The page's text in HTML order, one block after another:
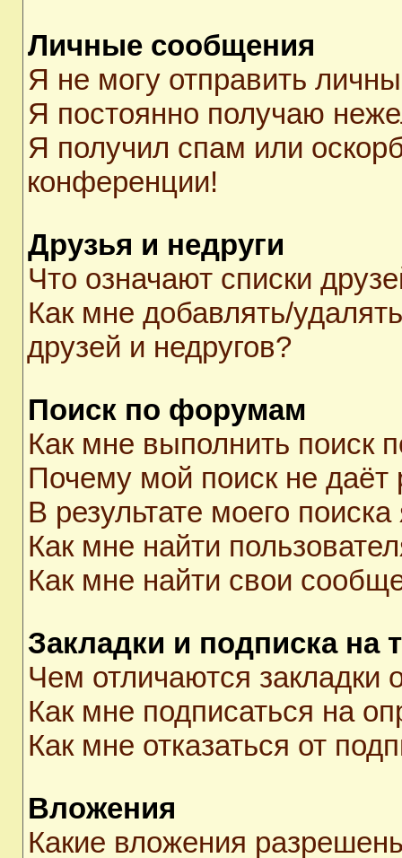
Личные сообщения
Я не могу отправить
Я постоянно получаю
Я получил спам или
конференции!
Друзья и недруги
Что означают списки
Как мне добавлять/
друзей и недругов?
Поиск по форумам
Как мне выполнить
Почему мой поиск не даёт
В результате моего
Как мне найти
Как мне найти свои
Закладки и подписка на
Чем отличаются закладки
Как мне подписаться на
Как мне отказаться от
Вложения
Какие вложения